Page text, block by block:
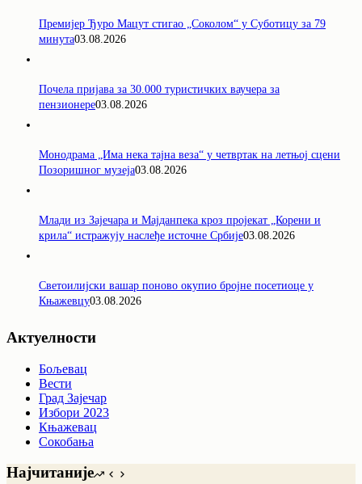
Премијер Ђуро Мацут стигао „Соколом“ у Суботицу за 79
минута03.08.2026
Почела пријава за 30.000 туристичких ваучера за
пензионере03.08.2026
Монодрама „Има нека тајна веза“ у четвртак на летњој сцени
Позоришног музеја03.08.2026
Млади из Зајечара и Мајданпека кроз пројекат „Корени и
крила“ истражују наслеђе источне Србије03.08.2026
Светоилијски вашар поново окупио бројне посетиоце у
Књажевцу03.08.2026
Актуелности
Бољевац
Вести
Град Зајечар
Избори 2023
Књажевац
Сокобања
Најчитаније